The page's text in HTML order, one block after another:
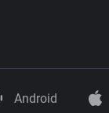
Android